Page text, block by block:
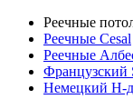
Реечные
Реечные Cesal
Реечные
Французский
Немецкий H-